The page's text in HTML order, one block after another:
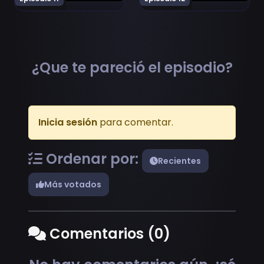
¿Que te pareció el episodio?
Inicia sesión para comentar.
Ordenar por:
Recientes
Más votados
Comentarios (0)